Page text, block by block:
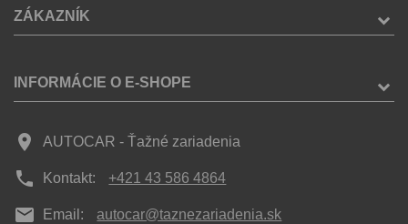
ZÁKAZNÍK
INFORMÁCIE O E-SHOPE
place AUTOCAR - Ťažné zariadenia
phone Kontakt: +421 43 586 4864
mail Email: autocar@taznezariadenia.sk